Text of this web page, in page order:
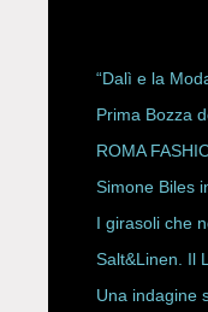
“Dalì e la
Prima Bozza
P/E 2027
ROMA
HAUTE
Simone Biles
ESPY Awards
I girasoli che
Salt&Linen. Il
Una indagine